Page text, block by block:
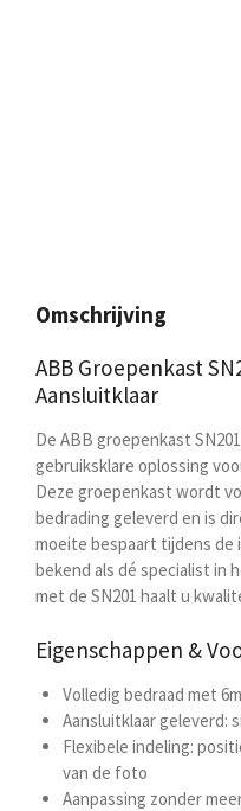
Omschrijving
ABB Groepenkast
Aansluitklaar
De ABB groepenkast
gebruiksklare oplossing
Deze groepenkast wordt
bedrading geleverd en is
moeite bespaart tijdens de
bekend als dé specialist in
met de SN201 haalt u
Eigenschappen &
Volledig bedraad met
Aansluitklaar geleverd:
Flexibele indeling:
van de foto
Aanpassing zonder